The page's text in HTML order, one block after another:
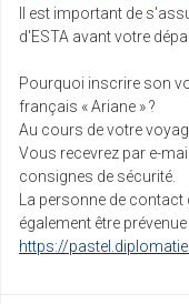
Il est important de
d'ESTA avant votre
Pourquoi inscrire son
français « Ariane » ?
Au cours de votre
Vous recevrez par e-
consignes de sécurité.
La personne de
également être
https://